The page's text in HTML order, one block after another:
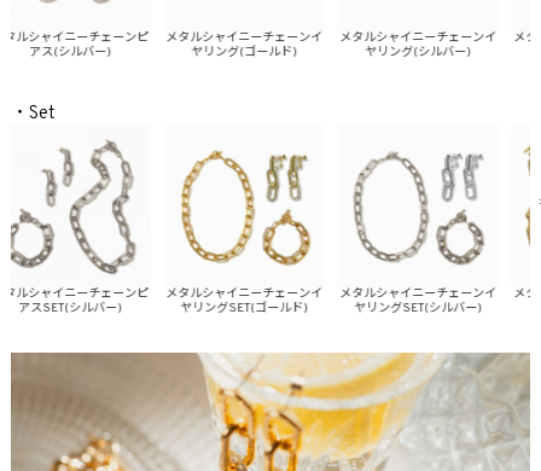
シャイニーチェーンピ
アス(シルバー)
メタルシャイニーチェーンイ
ヤリング(ゴールド)
メタルシャイニーチェーンイ
ヤリング(シルバー)
メタル
・Set
シャイニーチェーンピ
スSET(シルバー)
メタルシャイニーチェーンイ
ヤリングSET(ゴールド)
メタルシャイニーチェーンイ
ヤリングSET(シルバー)
メタル